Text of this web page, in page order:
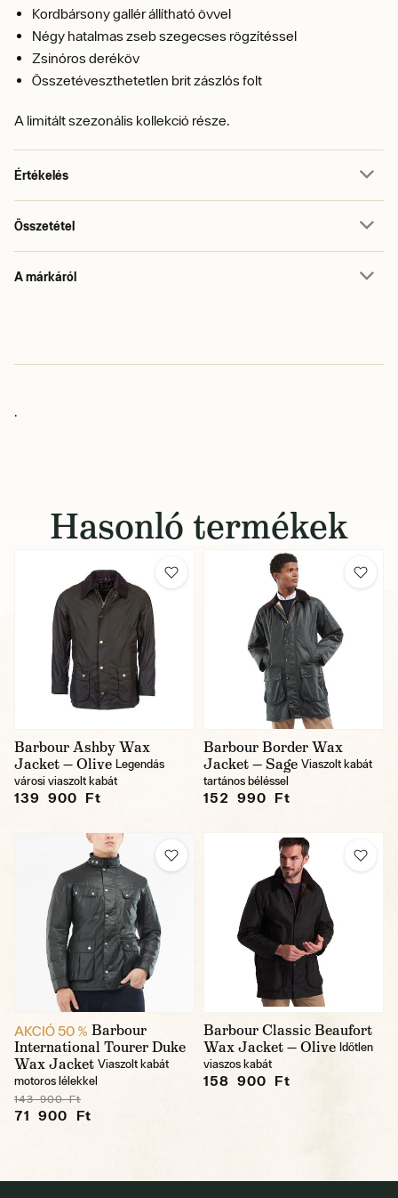
Kordbársony gallér állítható övvel
Négy hatalmas zseb szegecses rögzítéssel
Zsinóros deréköv
Összetéveszthetetlen brit zászlós folt
A limitált szezonális kollekció része.
Értékelés
Összetétel
A márkáról
.
Hasonló termékek
Barbour Ashby Wax
Jacket — Olive Legendás
városi viaszolt kabát
139 900 Ft
Barbour Border Wax
Jacket — Sage Viaszolt kabát
tartános béléssel
152 990 Ft
AKCIÓ 50 % Barbour
International Tourer Duke
Wax Jacket Viaszolt kabát
motoros lélekkel
143 900 Ft
71 900 Ft
Barbour Classic Beaufort
Wax Jacket — Olive Időtlen
viaszos kabát
158 900 Ft